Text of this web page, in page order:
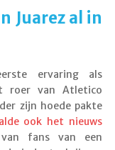
Juarez al in
ervaring als
roer van Atletico
zijn hoede pakte
ook het nieuws
fans van een